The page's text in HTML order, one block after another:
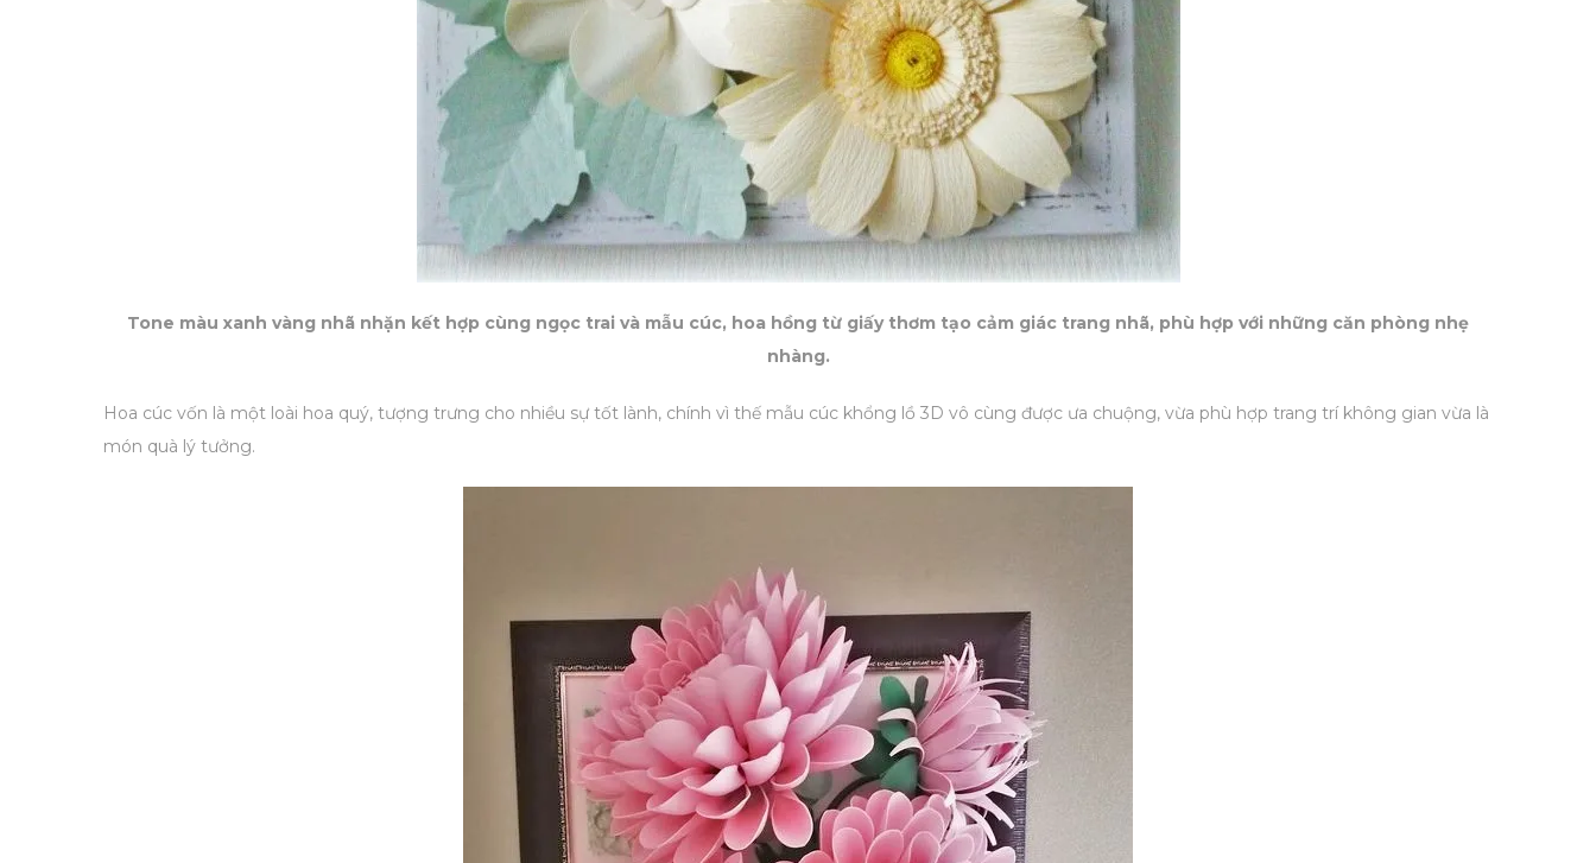
Tone màu xanh vàng nhã nhặn kết hợp cùng ngọc trai và mẫu cúc, hoa hồng từ giấy thơm tạo cảm giác trang nhã, phù hợp với những căn phòng nhẹ
nhàng.
Hoa cúc vốn là một loài hoa quý, tượng trưng cho nhiều sự tốt lành, chính vì thế mẫu cúc khổng lồ 3D vô cùng được ưa chuộng, vừa phù hợp trang trí không gian vừa là
món quà lý tưởng.